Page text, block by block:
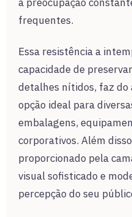
frequentes.
Essa resistência a
capacidade de
detalhes nítidos, faz do
opção ideal para
embalagens,
corporativos. Além
proporcionado pela
visual sofisticado e
percepção do seu